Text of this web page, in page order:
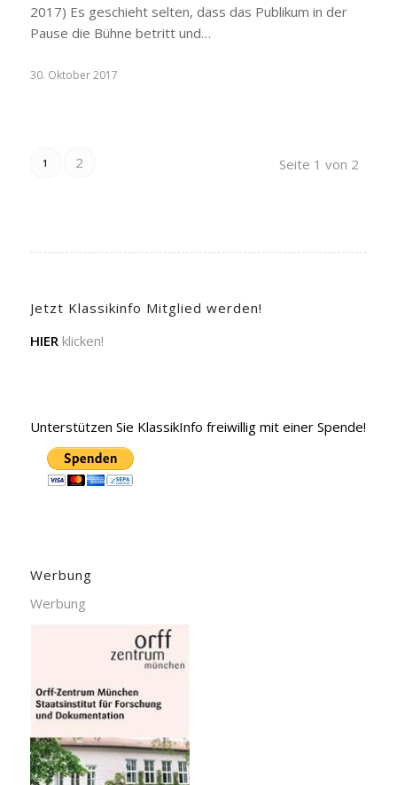
2017) Es geschieht selten, dass das Publikum in der
Pause die Bühne betritt und…
30. Oktober 2017
Seite 1 von 2
1 2
Jetzt Klassikinfo Mitglied werden!
HIER klicken!
Unterstützen Sie KlassikInfo freiwillig mit einer Spende!
Werbung
Werbung